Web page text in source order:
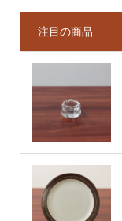
注目の商品